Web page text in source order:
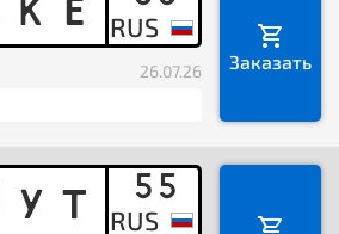
K E
26.07.26 Заказать
Y T 55